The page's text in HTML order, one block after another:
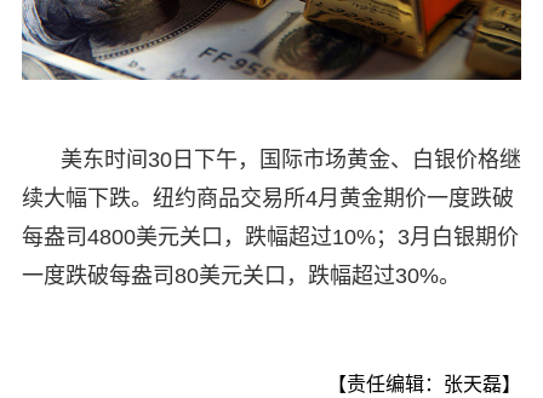
美东时间30日下午，国际市场黄金、白银价格继
续大幅下跌。纽约商品交易所4月黄金期价一度跌破
每盎司4800美元关口，跌幅超过10%；3月白银期价
一度跌破每盎司80美元关口，跌幅超过30%。
【责任编辑：张天磊】